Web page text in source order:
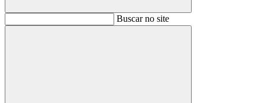
BuscarBuscar no site